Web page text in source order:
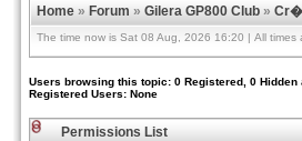
Home » Forum » Gilera GP800 Club »
The time now is Sat 08 Aug, 2026 16:20 | All times
Users browsing this topic: 0 Registered, 0 Hidden
Registered Users: None
Permissions List